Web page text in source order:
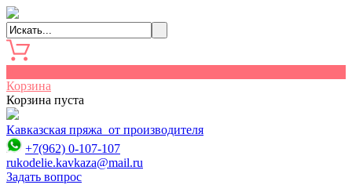
Корзина
Корзина пуста
Кавказская пряжа от производителя
+7(962) 0-107-107
rukodelie.kavkaza@mail.ru
Задать вопрос